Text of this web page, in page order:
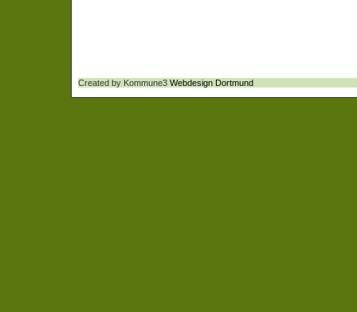
Created by Kommune3 Webdesign Dortmund